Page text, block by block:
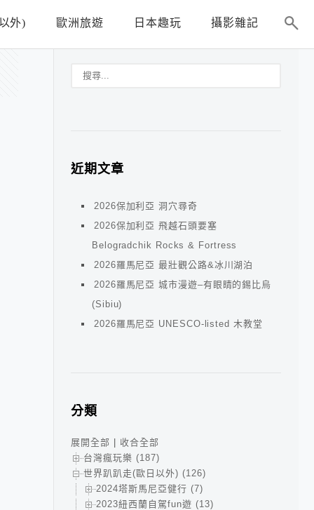
外) 歐洲旅遊 日本趣玩 攝影雜記
近期文章
2026保加利亞 洞穴尋奇
2026保加利亞 飛越石頭要塞
Belogradchik Rocks & Fortress
2026羅馬尼亞 最壯觀公路&冰川湖泊
2026羅馬尼亞 城市漫遊–有眼睛的錫比烏
(Sibiu)
2026羅馬尼亞 UNESCO-listed 木教堂
分類
展開全部
收合全部
台灣瘋玩樂 (187)
世界趴趴走(歐日以外) (126)
2024塔斯馬尼亞健行 (7)
2023紐西蘭自駕fun遊 (13)